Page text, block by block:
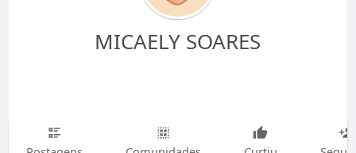
MICAELY SOARES